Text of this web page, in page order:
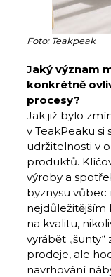
Foto: Teakpeak
Jaký význam
konkrétně
procesy?
Jak již bylo
v TeakPeaku
udržitelnosti v
produktů.
výroby a
byznysu vůbec
nejdůležitějším
na kvalitu,
vyrábět
prodeje, ale
navrhování